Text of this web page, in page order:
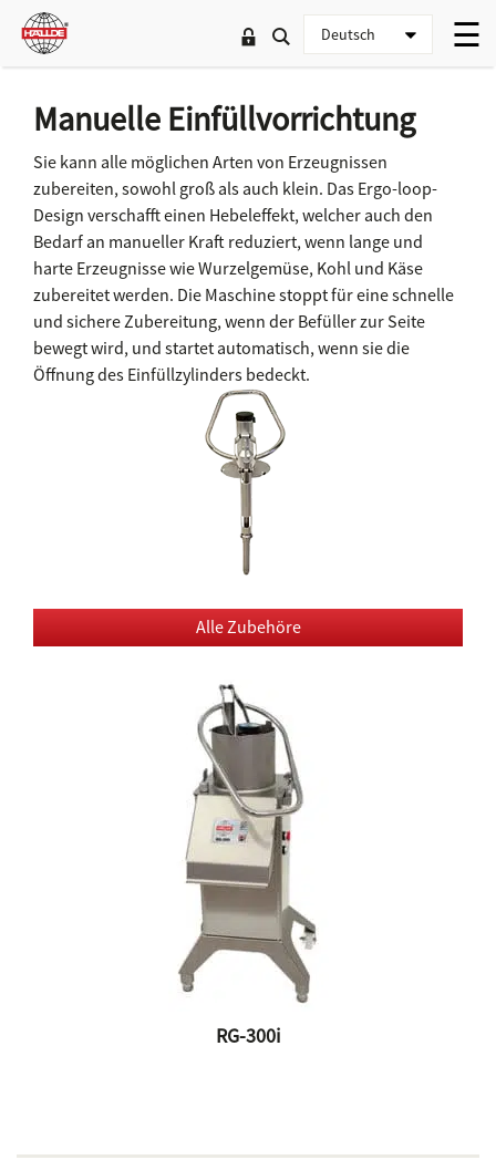
Manuelle Einfüllvorrichtung
Sie kann alle möglichen Arten von Erzeugnissen
zubereiten, sowohl groß als auch klein. Das Ergo-loop-
Design verschafft einen Hebeleffekt, welcher auch den
Bedarf an manueller Kraft reduziert, wenn lange und
harte Erzeugnisse wie Wurzelgemüse, Kohl und Käse
zubereitet werden. Die Maschine stoppt für eine schnelle
und sichere Zubereitung, wenn der Befüller zur Seite
bewegt wird, und startet automatisch, wenn sie die
Öffnung des Einfüllzylinders bedeckt.
Alle Zubehöre
RG-300i